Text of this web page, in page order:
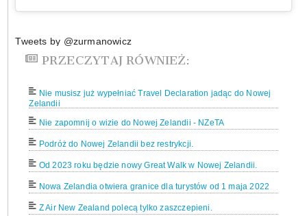
Tweets by @zurmanowicz
PRZECZYTAJ RÓWNIEŻ:
Nie musisz już wypełniać Travel Declaration jadąc do Nowej
Zelandii
Nie zapomnij o wizie do Nowej Zelandii - NZeTA
Podróż do Nowej Zelandii bez restrykcji.
Od 2023 roku będzie nowy Great Walk w Nowej Zelandii.
Nowa Zelandia otwiera granice dla turystów od 1 maja 2022
Z Air New Zealand polecą tylko zaszczepieni.